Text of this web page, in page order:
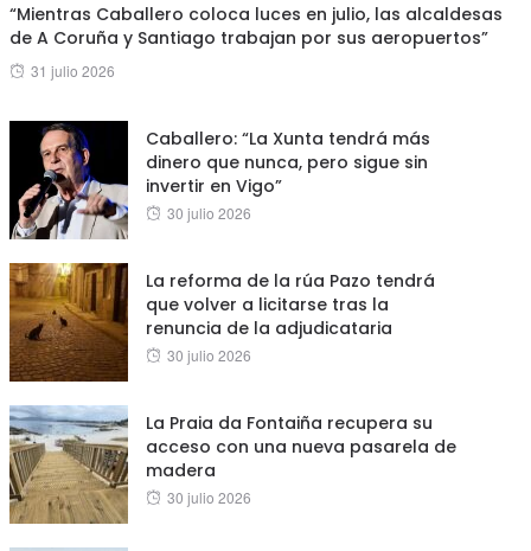
“Mientras Caballero coloca luces en julio, las alcaldesas
de A Coruña y Santiago trabajan por sus aeropuertos”
Posted
31 julio 2026
Caballero: “La Xunta tendrá más
dinero que nunca, pero sigue sin
invertir en Vigo”
Posted
30 julio 2026
La reforma de la rúa Pazo tendrá
que volver a licitarse tras la
renuncia de la adjudicataria
Posted
30 julio 2026
La Praia da Fontaiña recupera su
acceso con una nueva pasarela de
madera
Posted
30 julio 2026